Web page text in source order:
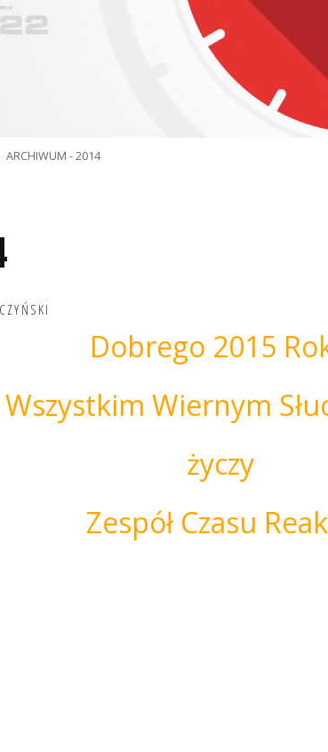
ARCHIWUM - 2014
Dobrego 2015
Wszystkim Wiernym
życzy
Zespół Czasu